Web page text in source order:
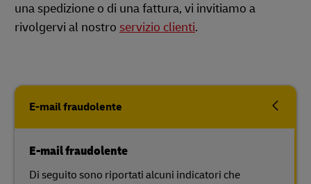
una spedizione o di una fattura, vi invitiamo a
rivolgervi al nostro servizio clienti.
E-mail fraudolente
E-mail fraudolente
Di seguito sono riportati alcuni indicatori che